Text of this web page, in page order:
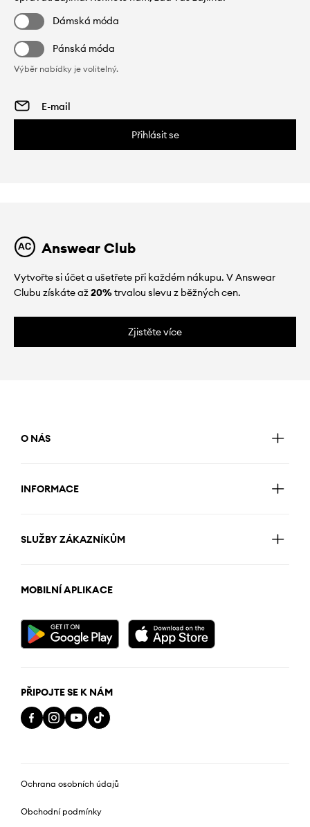
Dámská móda
Pánská móda
Výběr nabídky je volitelný.
Přihlásit se
Answear Club
Vytvořte si účet a ušetřete při každém nákupu. V Answear
Clubu získáte až20%trvalou slevu z běžných cen.
Zjistěte více
O NÁS
INFORMACE
SLUŽBY ZÁKAZNÍKŮM
MOBILNÍ APLIKACE
PŘIPOJTE SE K NÁM
Ochrana osobních údajů
Obchodní podmínky